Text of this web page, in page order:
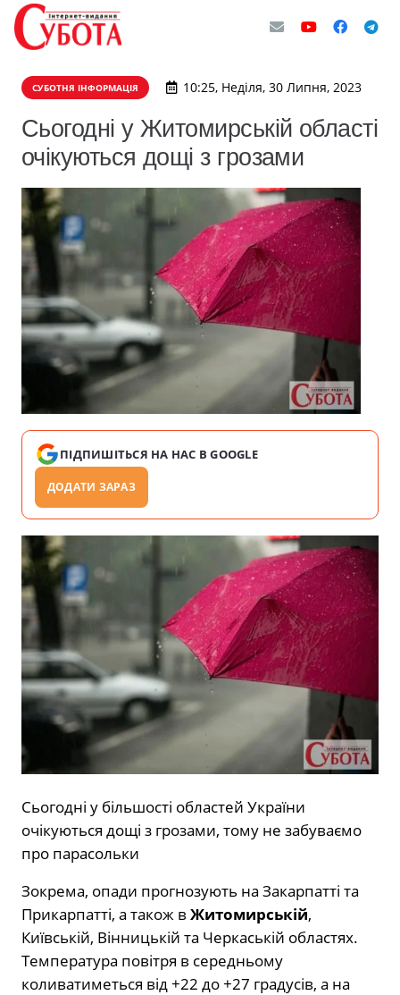
СУБОТНЯ ІНФОРМАЦІЯ 10:25, Неділя, 30 Липня, 2023
Сьогодні у Житомирській області
очікуються дощі з грозами
ПІДПИШІТЬСЯ НА НАС В GOOGLE
ДОДАТИ ЗАРАЗ
Сьогодні у більшості областей України
очікуються дощі з грозами, тому не забуваємо
про парасольки
Зокрема, опади прогнозують на Закарпатті та
Прикарпатті, а також в Житомирській,
Київській, Вінницькій та Черкаській областях.
Температура повітря в середньому
коливатиметься від +22 до +27 градусів, а на